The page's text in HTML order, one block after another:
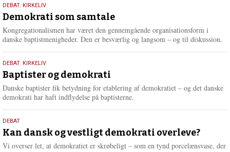
18.
maj
2026
DEBAT, KIRKELIV
Demokrati som samtale
Kongregationalismen har været den gennemgående organisationsform i
danske baptistmenigheder. Den er besværlig og langsom – og til diskussion.
18.
maj
2026
DEBAT, KIRKELIV
Baptister og demokrati
Danske baptister fik betydning for etablering af demokratiet – og det danske
demokrati har haft indflydelse på baptisterne.
18.
maj
2026
DEBAT
Kan dansk og vestligt demokrati overleve?
Vi overser let, at demokratiet er skrøbeligt – som en tynd porcelænsvase, der